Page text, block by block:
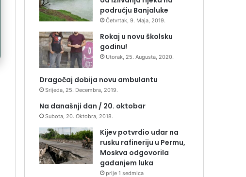
području Banjaluke
Četvrtak, 9. Maja, 2019.
Rokaj u novu školsku
godinu!
Utorak, 25. Augusta, 2020.
Dragočaj dobija novu ambulantu
Srijeda, 25. Decembra, 2019.
Na današnji dan / 20. oktobar
Subota, 20. Oktobra, 2018.
Kijev potvrdio udar na
rusku rafineriju u Permu,
Moskva odgovorila
gađanjem luka
prije 1 sedmica